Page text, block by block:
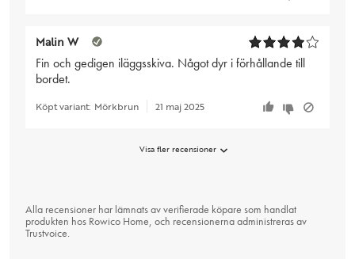
Malin W
Fin och gedigen iläggsskiva. Något dyr i förhållande till
bordet.
Köpt variant: Mörkbrun 21 maj 2025
Visa fler recensioner
Alla recensioner har lämnats av verifierade köpare som handlat
produkten hos Rowico Home, och recensionerna administreras av
Trustvoice.